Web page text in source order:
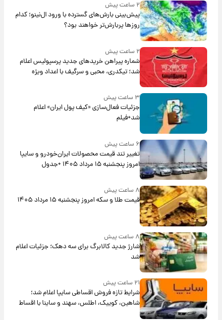
۲ ساعت پیش
پیش‌بینی بارش‌های گسترده با ورود ال‌نینو؛ کدام
روزها پربارش‌تر خواهند بود؟
۲ ساعت پیش
شماره پیراهن خریدهای جدید پرسپولیس اعلام
شد؛ تیکدری، محبی و سرگیف با اعداد ویژه
۳ ساعت پیش
جزئیات فعال‌سازی «کیف پول ایران» اعلام
شد+فیلم
۶ ساعت پیش
تغییر تند قیمت محصولات ایران‌خودرو و سایپا
امروز پنجشنبه ۱۵ مرداد ۱۴۰۵ +جدول
۸ ساعت پیش
قیمت طلا و سکه امروز پنجشنبه ۱۵ مرداد ۱۴۰۵
۸ ساعت پیش
شارژ جدید کالابرگ برای سه دهک؛ جزئیات اعلام
شد
۲۱ ساعت پیش
شرایط تازه فروش اقساطی سایپا اعلام شد؛
شاهین، کوییک، اطلس، سهند و ساینا با اقساط
بلندمدت + جدول